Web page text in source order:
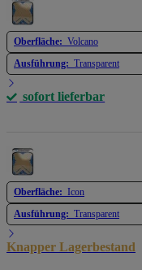
Oberfläche: Volcano
Ausführung: Transparent
sofort lieferbar
Oberfläche: Icon
Ausführung: Transparent
Knapper Lagerbestand